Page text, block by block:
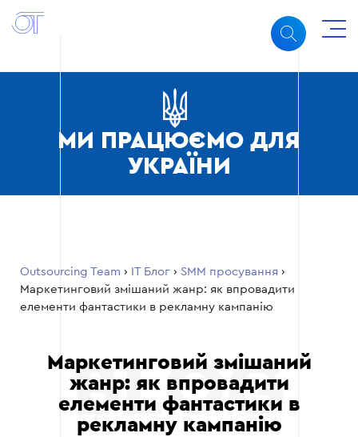
МИ ПРАЦЮЄМО ДЛЯ
УКРАЇНИ
Outsourcing Team › ІТ Блог › SMM просування ›
Маркетинговий змішаний жанр: як впровадити
елементи фантастики в рекламну кампанію
Маркетинговий змішаний
жанр: як впровадити
елементи фантастики в
рекламну кампанію